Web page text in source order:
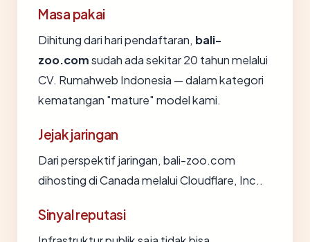
Masa pakai
Dihitung dari hari pendaftaran, bali-
zoo.comsudah ada sekitar 20 tahun melalui
CV. Rumahweb Indonesia — dalam kategori
kematangan "mature" model kami.
Jejak jaringan
Dari perspektif jaringan, bali-zoo.com
dihosting di Canada melalui Cloudflare, Inc..
Sinyal reputasi